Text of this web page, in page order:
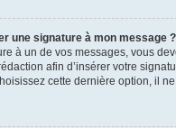
une signature à mon message ?
à un de vos messages, vous
afin d’insérer votre
cette dernière option, il